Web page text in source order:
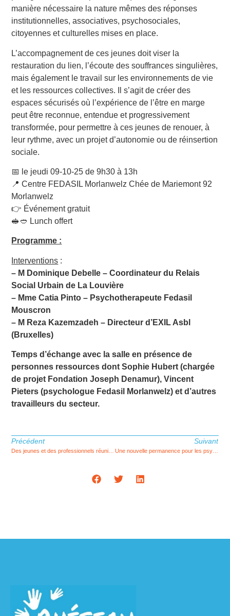
manière nécessaire la nature mêmes des réponses
institutionnelles, associatives, psychosociales,
citoyennes et culturelles mises en place.
L’accompagnement de ces jeunes doit viser la
restauration du lien, l’écoute des souffrances singulières,
mais également le travail sur les environnements de vie
et les ressources collectives. Il s’agit de créer des
espaces sécurisés où l’expérience de l’être en marge
peut être reconnue, entendue et progressivement
transformée, pour permettre à ces jeunes de renouer, à
leur rythme, avec un projet d’autonomie ou de réinsertion
sociale.
📅 le jeudi 09-10-25 de 9h30 à 13h
📍 Centre FEDASIL Morlanwelz Chée de Mariemont 92
Morlanwelz
👉 Événement gratuit
🥪🥙 Lunch offert
Programme :
Interventions :
– M Dominique Debelle – Coordinateur du Relais
Social Urbain de La Louvière
– Mme Catia Pinto – Psychotherapeute Fedasil
Mouscron
– M Reza Kazemzadeh – Directeur d’EXIL Asbl
(Bruxelles)
Temps d’échange avec la salle en présence de
personnes ressources dont Sophie Hubert (chargée
de projet Fondation Joseph Denamur), Vincent
Pieters (psychologue Fedasil Morlanwelz) et d’autres
travailleurs du secteur.
Précédent
Des jeunes et des professionnels réunis en un seul lieu
Suivant
Une nouvelle permanence pour les psychologues